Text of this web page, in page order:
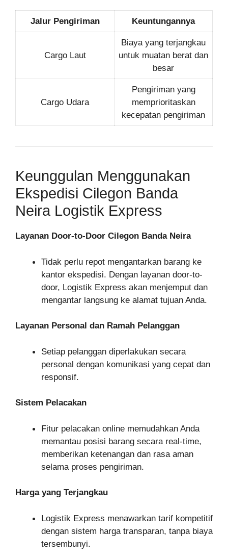
Jalur Pengiriman Keuntungannya
Cargo Laut
Biaya yang terjangkau
untuk muatan berat dan
besar
Cargo Udara
Pengiriman yang
memprioritaskan
kecepatan pengiriman
Keunggulan Menggunakan
Ekspedisi Cilegon Banda
Neira Logistik Express
Layanan Door-to-Door Cilegon Banda Neira
Tidak perlu repot mengantarkan barang ke
kantor ekspedisi. Dengan layanan door-to-
door, Logistik Express akan menjemput dan
mengantar langsung ke alamat tujuan Anda.
Layanan Personal dan Ramah Pelanggan
Setiap pelanggan diperlakukan secara
personal dengan komunikasi yang cepat dan
responsif.
Sistem Pelacakan
Fitur pelacakan online memudahkan Anda
memantau posisi barang secara real-time,
memberikan ketenangan dan rasa aman
selama proses pengiriman.
Harga yang Terjangkau
Logistik Express menawarkan tarif kompetitif
dengan sistem harga transparan, tanpa biaya
tersembunyi.